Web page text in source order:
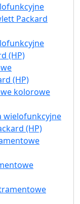
Packard
(HP)
(HP)
kolorowe
wielofunkcyjne
(HP)